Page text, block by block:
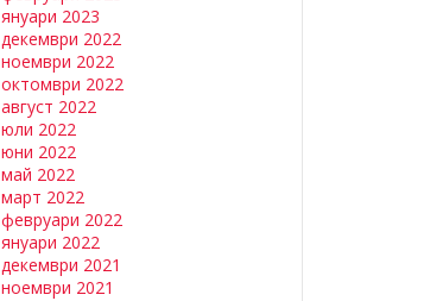
януари 2023
декември 2022
ноември 2022
октомври 2022
август 2022
юли 2022
юни 2022
май 2022
март 2022
февруари 2022
януари 2022
декември 2021
ноември 2021